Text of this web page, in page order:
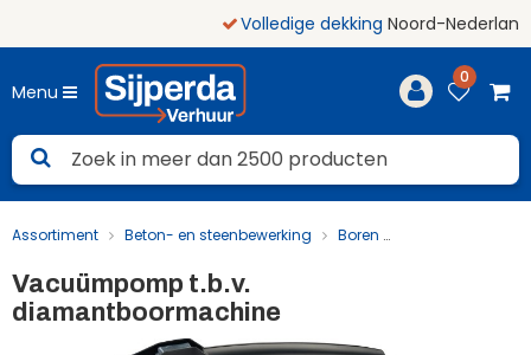
Volledige dekkingNoord-Nederland
Menu
0
Assortiment Beton- en steenbewerking Boren
Vacuümpomp t.b.v.
diamantboormachine